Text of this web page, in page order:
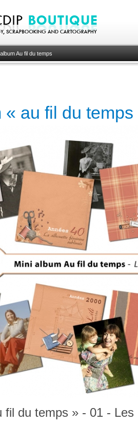
Au fil du temps
« au fil du
fil du temps » - 01 - Les